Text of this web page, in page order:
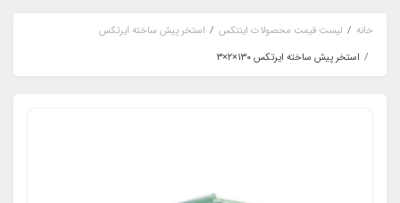
خانه لیست قیمت محصولات اینتکس
استخر پیش ساخته ایرتکس
استخر پیش ساخته ایرتکس ۱۳۰×۲×۳